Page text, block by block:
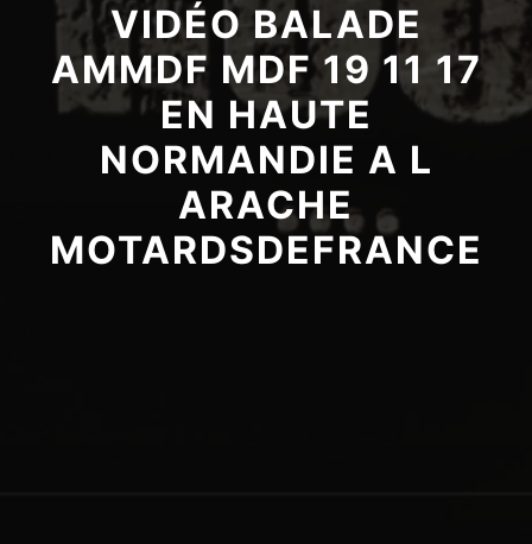
VIDÉO BALADE
AMMDF MDF 19 11 17
EN HAUTE
NORMANDIE A L
ARACHE
MOTARDSDEFRANCE